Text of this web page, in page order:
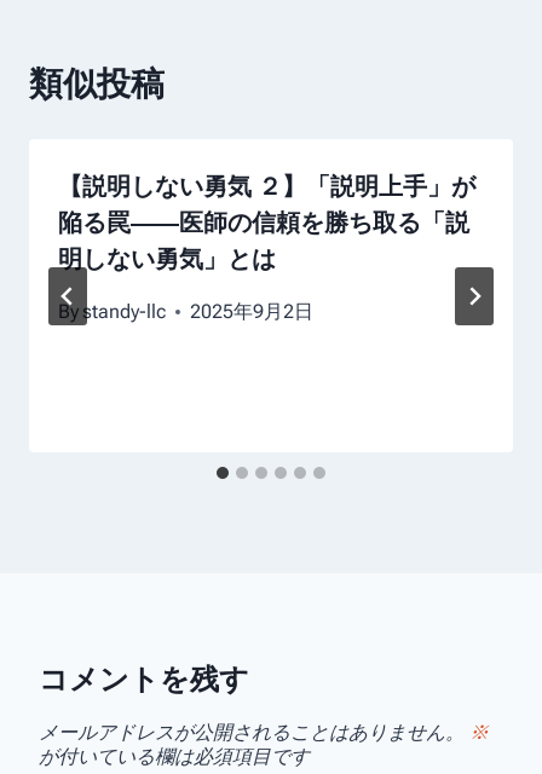
類似投稿
【説明しない勇気 ２】「説明上手」が
陥る罠――医師の信頼を勝ち取る「説
明しない勇気」とは
By standy-llc 2025年9月2日
コメントを残す
メールアドレスが公開されることはありません。
※
が付いている欄は必須項目です